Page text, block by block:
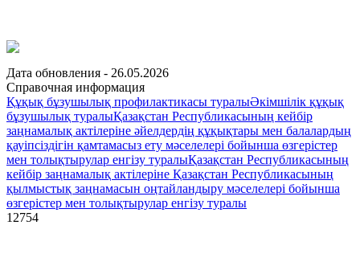
Дата обновления - 26.05.2026
Справочная информация
Құқық бұзушылық профилактикасы туралыӘкімшілік құқық
бұзушылық туралыҚазақстан Республикасының кейбір
заңнамалық актілеріне әйелдердің құқықтары мен балалардың
қауіпсіздігін қамтамасыз ету мәселелері бойынша өзгерістер
мен толықтырулар енгізу туралыҚазақстан Республикасының
кейбір заңнамалық актілеріне Қазақстан Республикасының
қылмыстық заңнамасын оңтайландыру мәселелері бойынша
өзгерістер мен толықтырулар енгізу туралы
12754